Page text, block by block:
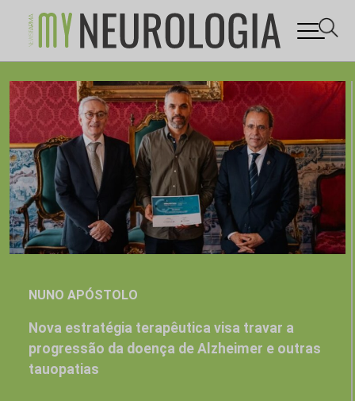
content
NUNO APÓSTOLO
Nova estratégia terapêutica visa travar a
progressão da doença de Alzheimer e outras
tauopatias